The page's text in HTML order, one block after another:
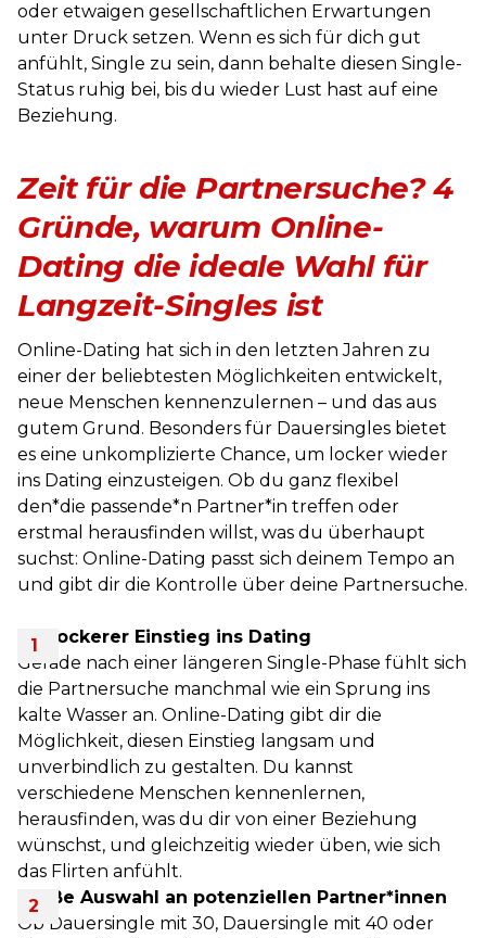
oder etwaigen gesellschaftlichen Erwartungen
unter Druck setzen. Wenn es sich für dich gut
anfühlt, Single zu sein, dann behalte diesen Single-
Status ruhig bei, bis du wieder Lust hast auf eine
Beziehung.
Zeit für die Partnersuche? 4
Gründe, warum Online-
Dating die ideale Wahl für
Langzeit-Singles ist
Online-Dating hat sich in den letzten Jahren zu
einer der beliebtesten Möglichkeiten entwickelt,
neue Menschen kennenzulernen – und das aus
gutem Grund. Besonders für Dauersingles bietet
es eine unkomplizierte Chance, um locker wieder
ins Dating einzusteigen. Ob du ganz flexibel
den*die passende*n Partner*in treffen oder
erstmal herausfinden willst, was du überhaupt
suchst: Online-Dating passt sich deinem Tempo an
und gibt dir die Kontrolle über deine Partnersuche.
Ein lockerer Einstieg ins Dating
Gerade nach einer längeren Single-Phase fühlt sich
die Partnersuche manchmal wie ein Sprung ins
kalte Wasser an. Online-Dating gibt dir die
Möglichkeit, diesen Einstieg langsam und
unverbindlich zu gestalten. Du kannst
verschiedene Menschen kennenlernen,
herausfinden, was du dir von einer Beziehung
wünschst, und gleichzeitig wieder üben, wie sich
das Flirten anfühlt.
Große Auswahl an potenziellen Partner*innen
Ob Dauersingle mit 30, Dauersingle mit 40 oder